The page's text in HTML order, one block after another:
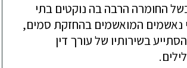
החומרה הרבה בה נוקטים בתי
המואשמים בהחזקת סמים,
בשירותיו של עורך דין